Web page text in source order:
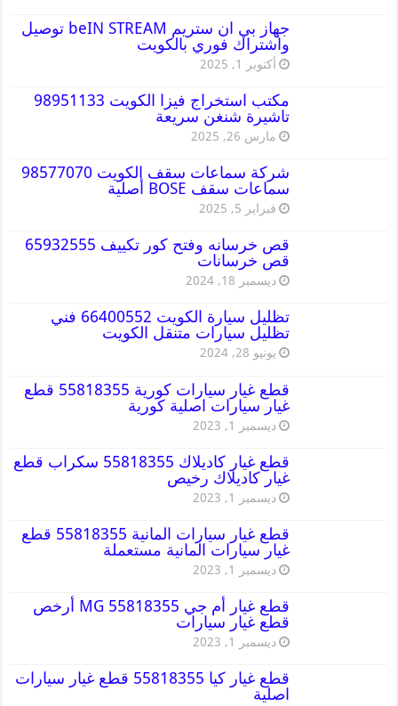
جهاز بي ان ستريم beIN STREAM توصيل
واشتراك فوري بالكويت
أكتوبر 1, 2025
مكتب استخراج فيزا الكويت 98951133
تاشيرة شنغن سريعة
مارس 26, 2025
شركة سماعات سقف الكويت 98577070
سماعات سقف BOSE أصلية
فبراير 5, 2025
قص خرسانه وفتح كور تكييف 65932555
قص خرسانات
ديسمبر 18, 2024
تظليل سيارة الكويت 66400552 فني
تظليل سيارات متنقل الكويت
يونيو 28, 2024
قطع غيار سيارات كورية 55818355 قطع
غيار سيارات اصلية كورية
ديسمبر 1, 2023
قطع غيار كاديلاك 55818355 سكراب قطع
غيار كاديلاك رخيص
ديسمبر 1, 2023
قطع غيار سيارات المانية 55818355 قطع
غيار سيارات المانية مستعملة
ديسمبر 1, 2023
قطع غيار أم جي MG 55818355 أرخص
قطع غيار سيارات
ديسمبر 1, 2023
قطع غيار كيا 55818355 قطع غيار سيارات
اصلية